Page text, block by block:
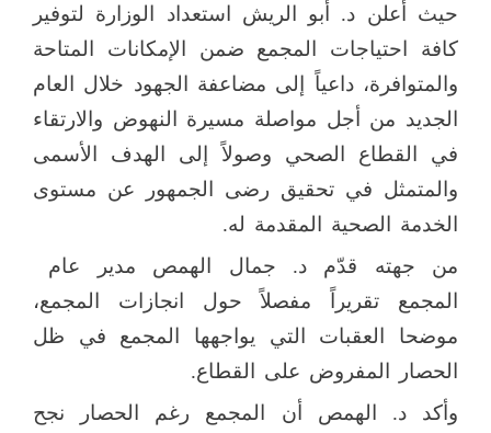
حيث أعلن د. أبو الريش استعداد الوزارة لتوفير
كافة احتياجات المجمع ضمن الإمكانات المتاحة
والمتوافرة، داعياً إلى مضاعفة الجهود خلال العام
الجديد من أجل مواصلة مسيرة النهوض والارتقاء
في القطاع الصحي وصولاً إلى الهدف الأسمى
والمتمثل في تحقيق رضى الجمهور عن مستوى
الخدمة الصحية المقدمة له.
من جهته قدّم د. جمال الهمص مدير عام
المجمع تقريراً مفصلاً حول انجازات المجمع،
موضحا العقبات التي يواجهها المجمع في ظل
الحصار المفروض على القطاع.
وأكد د. الهمص أن المجمع رغم الحصار نجح